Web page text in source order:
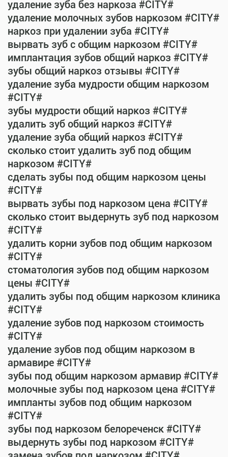
удаление зуба без наркоза #CITY#
удаление молочных зубов наркозом #CITY#
наркоз при удалении зуба #CITY#
вырвать зуб с общим наркозом #CITY#
имплантация зубов общий наркоз #CITY#
зубы общий наркоз отзывы #CITY#
удаление зуба мудрости общим наркозом
#CITY#
зубы мудрости общий наркоз #CITY#
удалить зуб общий наркоз #CITY#
удаление зуба общий наркоз #CITY#
сколько стоит удалить зуб под общим
наркозом #CITY#
сделать зубы под общим наркозом цены
#CITY#
вырвать зубы под наркозом цена #CITY#
сколько стоит выдернуть зуб под наркозом
#CITY#
удалить корни зубов под общим наркозом
#CITY#
стоматология зубов под общим наркозом
цены #CITY#
удалить зубы под общим наркозом клиника
#CITY#
удаление зубов под наркозом стоимость
#CITY#
удаление зубов под общим наркозом в
армавире #CITY#
зубы под общим наркозом армавир #CITY#
молочные зубы под наркозом цена #CITY#
импланты зубов под общим наркозом
#CITY#
зубы под наркозом белореченск #CITY#
выдернуть зубы под наркозом #CITY#